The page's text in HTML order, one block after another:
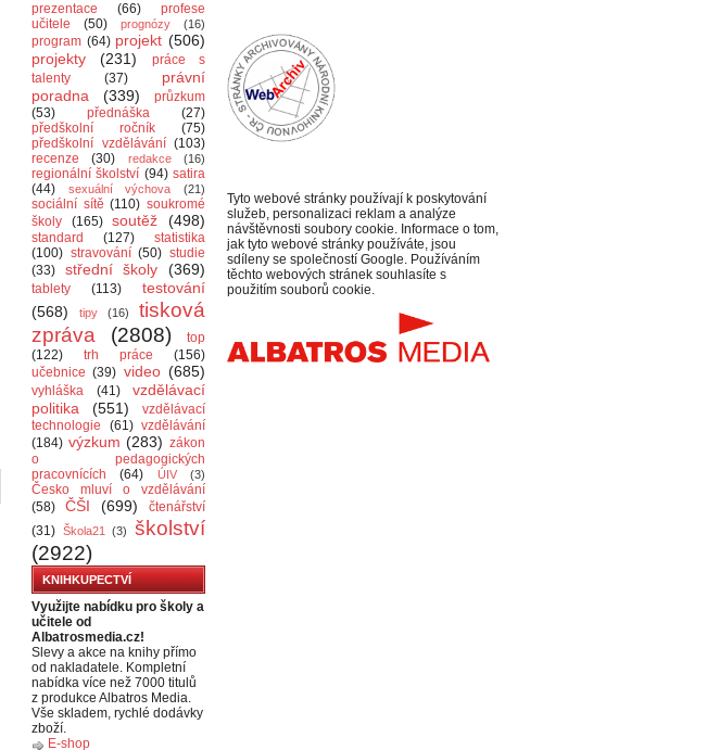
prezentace
(66)
profese
učitele
(50) prognózy (16)
program (64) projekt (506)
projekty
(231)
práce s
talenty
(37)
právní
poradna
(339)
průzkum
(53)
přednáška
(27)
předškolní ročník
(75)
předškolní vzdělávání (103)
recenze
(30) redakce (16)
regionální školství (94) satira
(44)
sexuální výchova (21)
sociální sítě (110) soukromé
školy
(165) soutěž (498)
standard (127)
statistika
(100) stravování (50) studie
(33)
střední školy (369)
tablety (113)
testování
(568)
tipy (16)
tisková
zpráva
(2808)
top
(122)
trh práce
(156)
učebnice (39) video (685)
vyhláška (41)
vzdělávací
politika
(551)
vzdělávací
technologie
(61) vzdělávání
(184) výzkum (283) zákon
o pedagogických
pracovnících
(64) ÚIV (3)
Česko mluví o vzdělávání
(58)
ČŠI (699)
čtenářství
(31) Škola21 (3)
školství
(2922)
KNIHKUPECTVÍ
Využijte nabídku pro školy a
učitele od
Albatrosmedia.cz!
Slevy a akce na knihy přímo
od nakladatele. Kompletní
nabídka více než 7000 titulů
z produkce Albatros Media.
Vše skladem, rychlé dodávky
zboží.
E-shop
Tyto webové stránky používají k poskytování
služeb, personalizaci reklam a analýze
návštěvnosti soubory cookie. Informace o tom,
jak tyto webové stránky používáte, jsou
sdíleny se společností Google. Používáním
těchto webových stránek souhlasíte s
použitím souborů cookie.